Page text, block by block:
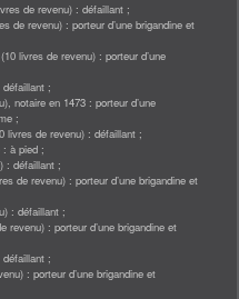
de revenu) : défaillant ;
de revenu) : porteur d’une brigandine et
livres de revenu) : porteur d’une
;
notaire en 1473 : porteur d’une
;
livres de revenu) : défaillant ;
: à pied ;
: défaillant ;
de revenu) : porteur d’une brigandine et
: défaillant ;
revenu) : porteur d’une brigandine et
;
: porteur d’une brigandine et